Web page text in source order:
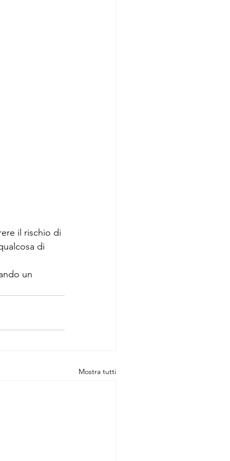
il rischio di
di
un
Mostra tutti